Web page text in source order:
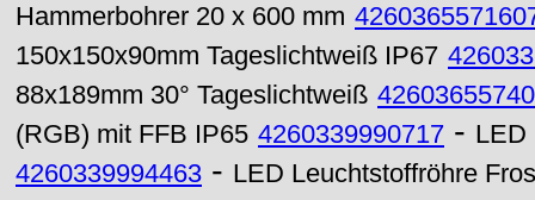
Hammerbohrer 20 x 600 mm
150x150x90mm Tageslichtweiß IP67
88x189mm 30° Tageslichtweiß
(RGB) mit FFB IP65 4260339990717 - LED
4260339994463 - LED Leuchtstoffröhre